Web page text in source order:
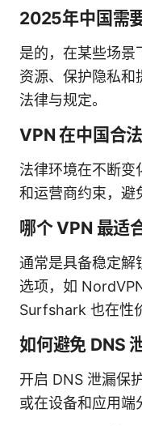
2025年中国需
是的，在某些场景
资源、保护隐私和
法律与规定。
VPN 在中国合法
法律环境在不断变
和运营商约束，避
哪个 VPN 最适
通常是具备稳定解
选项，如
Surfshark 也在性
如何避免 DNS
开启 DNS 泄漏保
或在设备和应用端